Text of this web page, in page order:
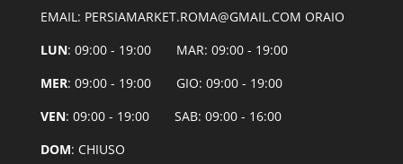
EMAIL: PERSIAMARKET.ROMA@GMAIL.COM ORAIO
LUN: 09:00 - 19:00 MAR: 09:00 - 19:00
MER: 09:00 - 19:00 GIO: 09:00 - 19:00
VEN: 09:00 - 19:00 SAB: 09:00 - 16:00
DOM: CHIUSO